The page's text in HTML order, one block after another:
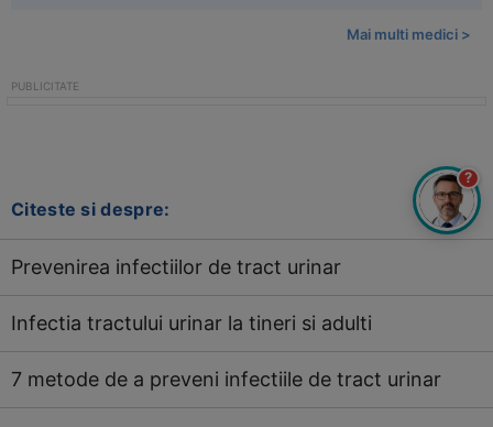
Mai multi medici >
Citeste si despre:
Prevenirea infectiilor de tract urinar
Infectia tractului urinar la tineri si adulti
7 metode de a preveni infectiile de tract urinar
?